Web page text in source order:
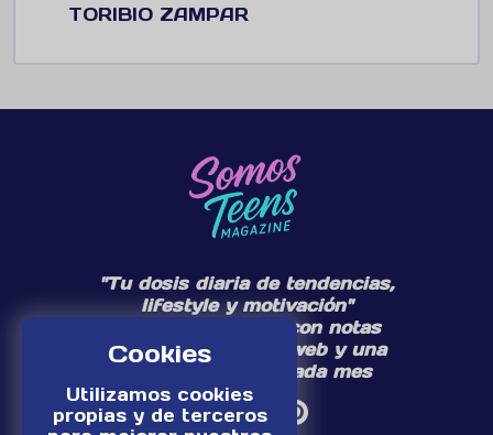
Cookies
Utilizamos cookies
propias y de terceros
TORIBIO ZAMPAR
"Tu dosis diaria de tendencias,
lifestyle y motivación"
Te acompañamos con notas
diarias en nuestra web y una
edición especial cada mes